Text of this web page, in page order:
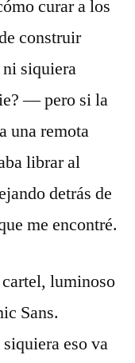
curar a los
construir
siquiera
— pero si la
una remota
librar al
detrás de
me encontré.
luminoso
Sans.
eso va